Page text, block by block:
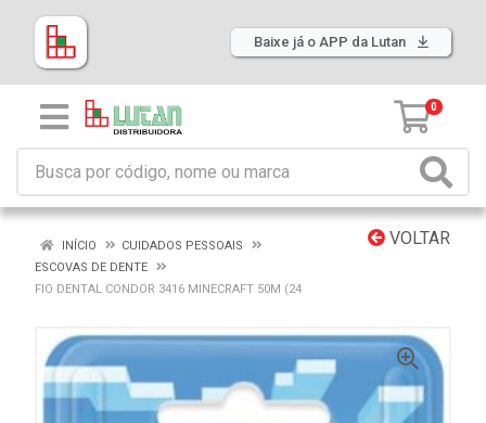
Baixe já o APP da Lutan
0
VOLTAR
INÍCIO
CUIDADOS PESSOAIS
ESCOVAS DE DENTE
FIO DENTAL CONDOR 3416 MINECRAFT 50M (24